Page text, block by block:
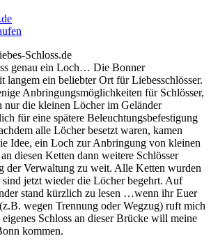
Schloss.de
genau ein Loch… Die Bonner
langem ein beliebter Ort für Liebesschlösser.
Anbringungsmöglichkeiten für Schlösser,
nur die kleinen Löcher im Geländer
für eine spätere Beleuchtungsbefestigung
alle Löcher besetzt waren, kamen
Idee, ein Loch zur Anbringung von kleinen
diesen Ketten dann weitere Schlösser
der Verwaltung zu weit. Alle Ketten wurden
jetzt wieder die Löcher begehrt. Auf
stand kürzlich zu lesen …wenn ihr Euer
wegen Trennung oder Wegzug) ruft mich
Schloss an dieser Brücke will meine
kommen.